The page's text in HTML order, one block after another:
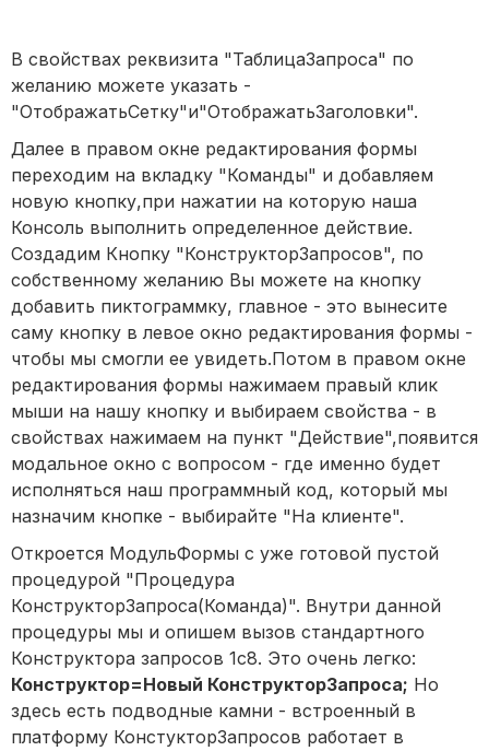
В свойствах реквизита "ТаблицаЗапроса" по
желанию можете указать -
"ОтображатьСетку"и"ОтображатьЗаголовки".
Далее в правом окне редактирования формы
переходим на вкладку "Команды" и добавляем
новую кнопку,при нажатии на которую наша
Консоль выполнить определенное действие.
Создадим Кнопку "КонструкторЗапросов", по
собственному желанию Вы можете на кнопку
добавить пиктограммку, главное - это вынесите
саму кнопку в левое окно редактирования формы -
чтобы мы смогли ее увидеть.Потом в правом окне
редактирования формы нажимаем правый клик
мыши на нашу кнопку и выбираем свойства - в
свойствах нажимаем на пункт "Действие",появится
модальное окно с вопросом - где именно будет
исполняться наш программный код, который мы
назначим кнопке - выбирайте "На клиенте".
Откроется МодульФормы с уже готовой пустой
процедурой "Процедура
КонструкторЗапроса(Команда)". Внутри данной
процедуры мы и опишем вызов стандартного
Конструктора запросов 1с8. Это очень легко:
Конструктор=Новый КонструкторЗапроса; Но
здесь есть подводные камни - встроенный в
платформу КонстукторЗапросов работает в